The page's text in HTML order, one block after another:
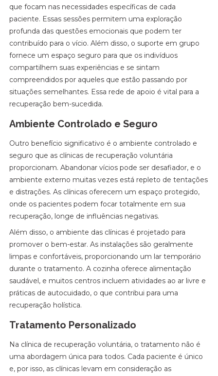
que focam nas necessidades específicas de cada
paciente. Essas sessões permitem uma exploração
profunda das questões emocionais que podem ter
contribuído para o vício. Além disso, o suporte em grupo
fornece um espaço seguro para que os indivíduos
compartilhem suas experiências e se sintam
compreendidos por aqueles que estão passando por
situações semelhantes. Essa rede de apoio é vital para a
recuperação bem-sucedida.
Ambiente Controlado e Seguro
Outro benefício significativo é o ambiente controlado e
seguro que as clínicas de recuperação voluntária
proporcionam. Abandonar vícios pode ser desafiador, e o
ambiente externo muitas vezes está repleto de tentações
e distrações. As clínicas oferecem um espaço protegido,
onde os pacientes podem focar totalmente em sua
recuperação, longe de influências negativas.
Além disso, o ambiente das clínicas é projetado para
promover o bem-estar. As instalações são geralmente
limpas e confortáveis, proporcionando um lar temporário
durante o tratamento. A cozinha oferece alimentação
saudável, e muitos centros incluem atividades ao ar livre e
práticas de autocuidado, o que contribui para uma
recuperação holística.
Tratamento Personalizado
Na clínica de recuperação voluntária, o tratamento não é
uma abordagem única para todos. Cada paciente é único
e, por isso, as clínicas levam em consideração as